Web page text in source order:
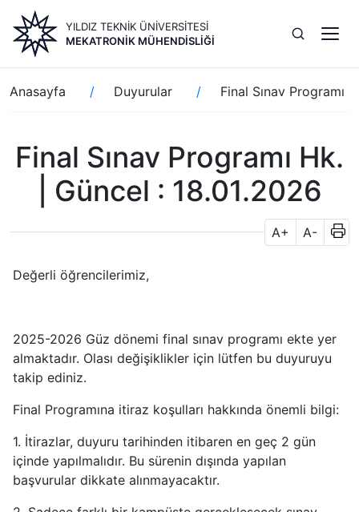
içeriğe
atla
YILDIZ TEKNİK ÜNİVERSİTESİ
MEKATRONIK MÜHENDISLIĞI
Sayfa
yolu
Anasayfa Duyurular Final Sınav Programı
Final Sınav Programı Hk.
| Güncel : 18.01.2026
A+ A-
Değerli öğrencilerimiz,
2025-2026 Güz dönemi final sınav programı ekte yer
almaktadır. Olası değişiklikler için lütfen bu duyuruyu
takip ediniz.
Final Programına itiraz koşulları hakkında önemli bilgi:
1. İtirazlar, duyuru tarihinden itibaren en geç 2 gün
içinde yapılmalıdır. Bu sürenin dışında yapılan
başvurular dikkate alınmayacaktır.